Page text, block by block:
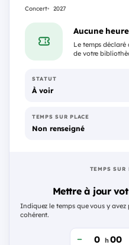
Concert 2027
Aucune
Le temps
de votre
STATUT
À voir
TEMPS SUR PLACE
Non renseigné
TEMPS SUR
Mettre à jour
Indiquez le temps que vous y
cohérent.
h